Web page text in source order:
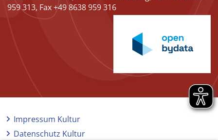
959 313, Fax +49 8638 959 316
Impressum Kultur
Datenschutz Kultur